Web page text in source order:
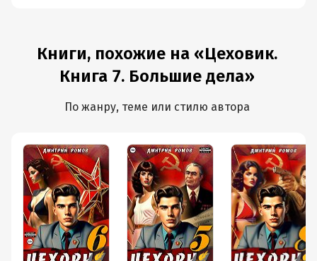
Книги, похожие на «Цеховик.
Книга 7. Большие дела»
По жанру, теме или стилю автора